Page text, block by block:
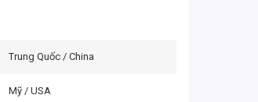
Trung Quốc / China
Mỹ / USA